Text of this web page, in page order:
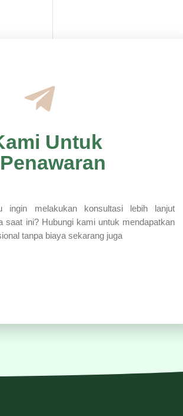
Untuk
ingin melakukan konsultasi lebih lanjut
saat ini? Hubungi kami untuk mendapatkan
tanpa biaya sekarang juga